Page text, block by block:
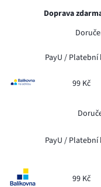
Doprava
PayU / Platební
99 Kč
PayU / Platební
99 Kč